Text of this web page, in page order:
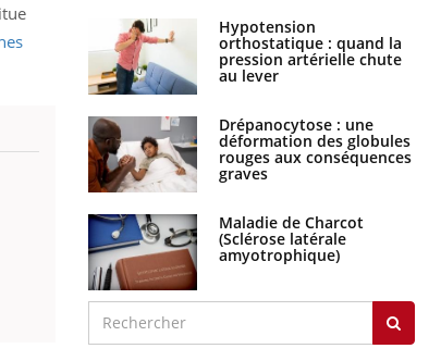
Hypotension
orthostatique : quand la
pression artérielle chute
au lever
Drépanocytose : une
déformation des globules
rouges aux conséquences
graves
Maladie de Charcot
(Sclérose latérale
amyotrophique)